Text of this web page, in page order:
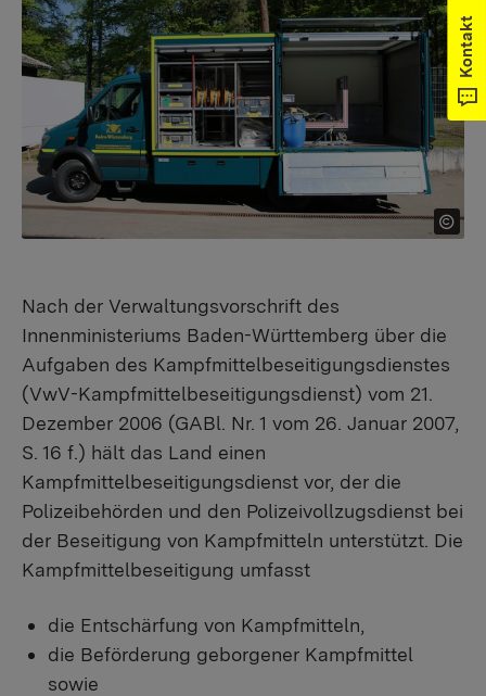
Nach der Verwaltungsvorschrift des
Innenministeriums Baden-Württemberg über die
Aufgaben des Kampfmittelbeseitigungsdienstes
(VwV-Kampfmittelbeseitigungsdienst) vom 21.
Dezember 2006 (GABl. Nr. 1 vom 26. Januar 2007,
S. 16 f.) hält das Land einen
Kampfmittelbeseitigungsdienst vor, der die
Polizeibehörden und den Polizeivollzugsdienst bei
der Beseitigung von Kampfmitteln unterstützt. Die
Kampfmittelbeseitigung umfasst
die Entschärfung von Kampfmitteln,
die Beförderung geborgener Kampfmittel
sowie
Kontakt